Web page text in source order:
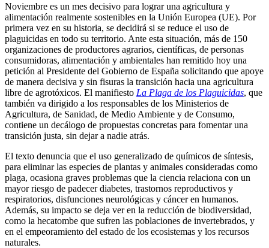
Noviembre es un mes decisivo para lograr una agricultura y
alimentación realmente sostenibles en la Unión Europea (UE). Por
primera vez en su historia, se decidirá si se reduce el uso de
plaguicidas en todo su territorio. Ante esta situación, más de 150
organizaciones de productores agrarios, científicas, de personas
consumidoras, alimentación y ambientales han remitido hoy una
petición al Presidente del Gobierno de España solicitando que apoye
de manera decisiva y sin fisuras la transición hacia una agricultura
libre de agrotóxicos. El manifiesto La Plaga de los Plaguicidas, que
también va dirigido a los responsables de los Ministerios de
Agricultura, de Sanidad, de Medio Ambiente y de Consumo,
contiene un decálogo de propuestas concretas para fomentar una
transición justa, sin dejar a nadie atrás.
El texto denuncia que el uso generalizado de químicos de síntesis,
para eliminar las especies de plantas y animales consideradas como
plaga, ocasiona graves problemas que la ciencia relaciona con un
mayor riesgo de padecer diabetes, trastornos reproductivos y
respiratorios, disfunciones neurológicas y cáncer en humanos.
Además, su impacto se deja ver en la reducción de biodiversidad,
como la hecatombe que sufren las poblaciones de invertebrados, y
en el empeoramiento del estado de los ecosistemas y los recursos
naturales.